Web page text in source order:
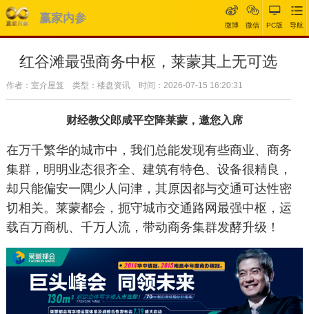
赢家内参
微博 微信 PC版 导航
红谷滩最强商务中枢，莱蒙其上无可选
作者：室介屋笈 类型：楼盘资讯 时间：2026-07-15 16:20:31
财经教父郎咸平空降莱蒙，邀您入席
在万千繁华的城市中，我们总能发现有些商业、商务
集群，明明业态很齐全、建筑有特色、设备很精良，
却只能偏安一隅少人问津，其原因都与交通可达性密
切相关。莱蒙都会，扼守城市交通路网最强中枢，运
载百万商机、千万人流，带动商务集群发酵升级！